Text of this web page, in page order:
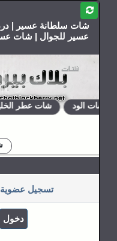
شات سلطانة عسير |
عسير للجوال | شات
شات عطر شات الود
تسجيل عضوية
دخول